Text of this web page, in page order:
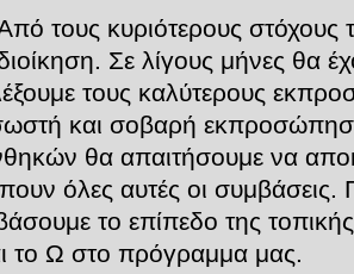
τους κυριότερους στόχους
Σε λίγους μήνες θα
τους καλύτερους
και σοβαρή
θα απαιτήσουμε να
όλες αυτές οι
το επίπεδο της
το Ω στο πρόγραμμα μας.